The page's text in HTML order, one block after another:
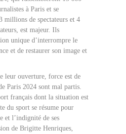
à Paris et se
millions de spectateurs et 4
est majeur. Ils
unique d’interrompre le
et de restaurer son image et
leur ouverture, force est de
Paris 2024 sont mal partis.
français dont la situation est
du sport se résume pour
et l’indignité de ses
de Brigitte Henriques,